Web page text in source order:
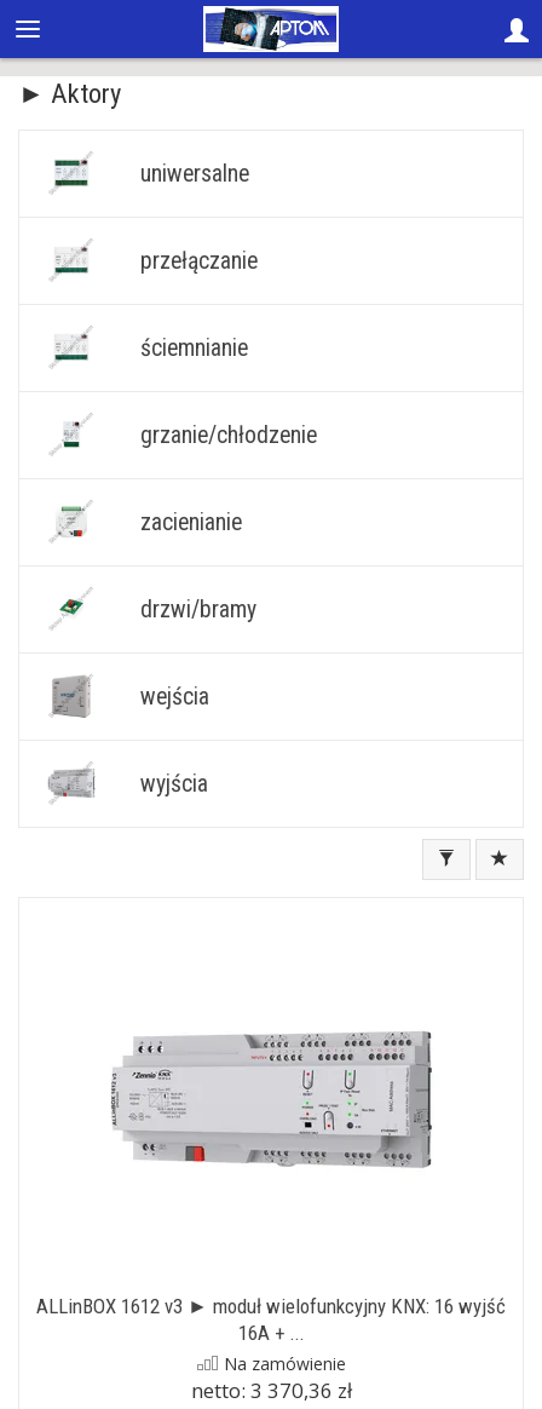
► Aktory
uniwersalne
przełączanie
ściemnianie
grzanie/chłodzenie
zacienianie
drzwi/bramy
wejścia
wyjścia
ALLinBOX 1612 v3 ► moduł wielofunkcyjny KNX: 16 wyjść
16A + ...
Na zamówienie
netto: 3 370,36 zł